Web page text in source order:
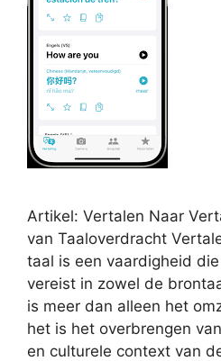
Artikel: Vertalen Naar
van Taaloverdracht
taal is een vaardigheid
vereist in zowel de
is meer dan alleen het
het is het overbrengen
en culturele context van